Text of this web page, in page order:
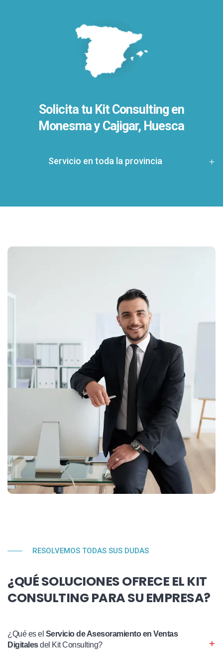
Solicita tu Kit Consulting en
Monesma y Cajigar, Huesca
Servicio en toda la provincia
RESOLVEMOS TODAS SUS DUDAS
¿QUÉ SOLUCIONES OFRECE EL KIT
CONSULTING PARA SU EMPRESA?
¿Qué es el Servicio de Asesoramiento en Ventas
Digitalesdel Kit Consulting?